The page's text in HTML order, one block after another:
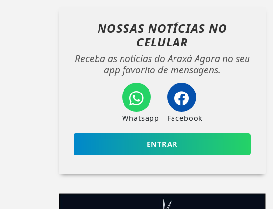
NOSSAS NOTÍCIAS NO
CELULAR
Receba as notícias do Araxá Agora no seu
app favorito de mensagens.
Whatsapp Facebook
ENTRAR